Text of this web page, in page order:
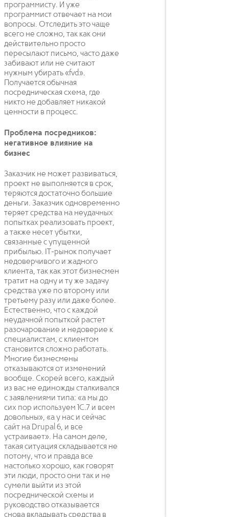
программисту. И уже
программист отвечает на мои
вопросы. Отследить это чаще
всего не сложно, так как они
действительно просто
пересылают письмо, часто даже
забивают или не считают
нужным убирать «fvd».
Получается обычная
посредническая схема, где
никто не добавляет никакой
ценности в процесс.
Проблема посредников:
негативное влияние на
бизнес
Заказчик не может развиваться,
проект не выполняется в срок,
теряются достаточно большие
деньги. Заказчик одновременно
теряет средства на неудачных
попытках реализовать проект,
а также несет убытки,
связанные с упущенной
прибылью. IT-рынок получает
недоверчивого и жадного
клиента, так как этот бизнесмен
тратит на одну и ту же задачу
средства уже по второму или
третьему разу или даже более.
Естественно, что с каждой
неудачной попыткой растет
разочарование и недоверие к
специалистам, с клиентом
становится сложно работать.
Многие бизнесмены
отказываются от изменений
вообще. Скорей всего, каждый
из вас не единожды сталкивался
с заявлениями типа: «а мы до
сих пор используем 1С.7 и всем
довольны», «а у нас и сейчас
сайт на Drupal 6, и все
устраивает». На самом деле,
такая ситуация складывается не
потому, что и правда все
настолько хорошо, как говорят
эти люди, просто они так и не
сумели выйти из этой
посреднической схемы и
руководство отказывается
снова вкладывать средства в